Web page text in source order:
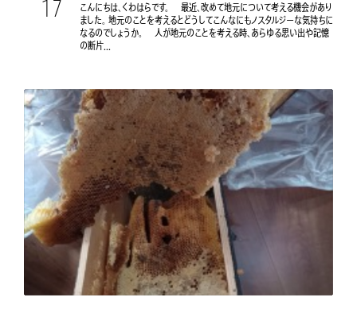
17
こんにちは、くわはらです。 最近、改めて地元について考える機会があり
ました。 地元のことを考えるとどうしてこんなにもノスタルジーな気持ちに
なるのでしょうか。 人が地元のことを考える時、あらゆる思い出や記憶
の断片...